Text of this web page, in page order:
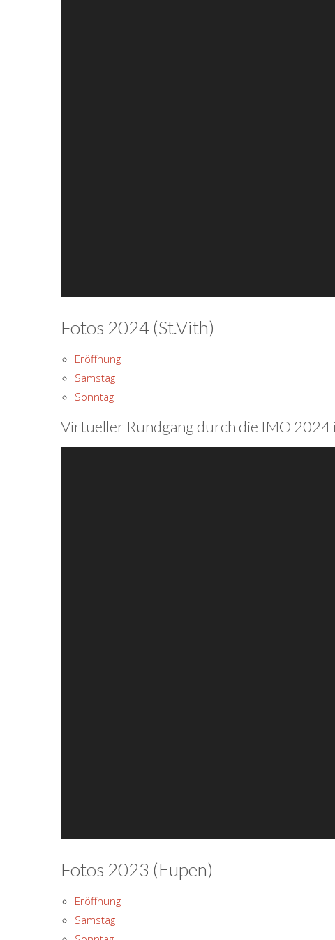
Fotos 2024 (St.Vith)
Eröffnung
Samstag
Sonntag
Virtueller Rundgang durch die IMO 2024
Fotos 2023 (Eupen)
Eröffnung
Samstag